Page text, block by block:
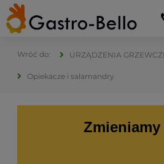
URZĄDZENIA
Opiekacze i salamandry
Zmieniamy